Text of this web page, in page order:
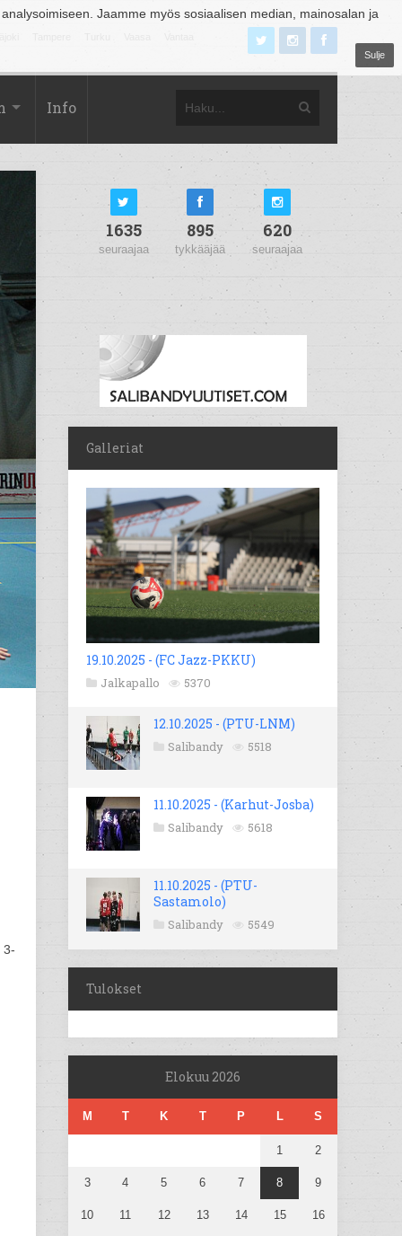
Jaamme myös sosiaalisen median, mainosalan ja
Sulje
Info
3-
1635
seuraajaa
895
tykkääjää
620
seuraajaa
Galleriat
19.10.2025 - (FC Jazz-PKKU)
Jalkapallo 5370
12.10.2025 - (PTU-LNM)
Salibandy 5518
11.10.2025 - (Karhut-Josba)
Salibandy 5618
11.10.2025 - (PTU-
Sastamolo)
Salibandy 5549
Tulokset
Elokuu 2026
M T K T P L S
1 2
3 4 5 6 7 8 9
10 11 12 13 14 15 16